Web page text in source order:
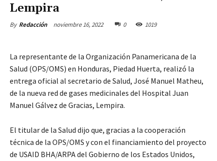
Lempira
By Redacción noviembre 16, 2022 0 1019
La representante de la Organización Panamericana de la
Salud (OPS/OMS) en Honduras, Piedad Huerta, realizó la
entrega oficial al secretario de Salud, José Manuel Matheu,
de la nueva red de gases medicinales del Hospital Juan
Manuel Gálvez de Gracias, Lempira.
El titular de la Salud dijo que, gracias a la cooperación
técnica de la OPS/OMS y con el financiamiento del proyecto
de USAID BHA/ARPA del Gobierno de los Estados Unidos,